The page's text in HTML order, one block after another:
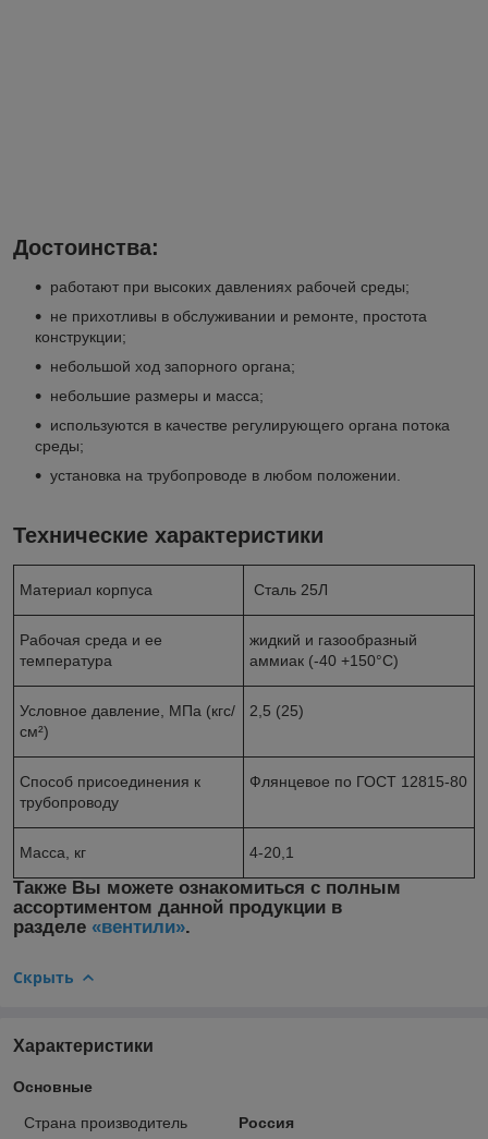
Достоинства:
работают при высоких давлениях рабочей среды;
не прихотливы в обслуживании и ремонте, простота
конструкции;
небольшой ход запорного органа;
небольшие размеры и масса;
используются в качестве регулирующего органа потока
среды;
установка на трубопроводе в любом положении.
Технические характеристики
Материал корпуса Сталь 25Л
Рабочая среда и ее
температура
жидкий и газообразный
аммиак (-40 +150°С)
Условное давление, МПа (кгс/
см²)
2,5 (25)
Способ присоединения к
трубопроводу
Флянцевое по ГОСТ 12815-80
Масса, кг 4-20,1
Также Вы можете ознакомиться с полным
ассортиментом данной продукции в
разделе «вентили».
Скрыть
Характеристики
Основные
Страна производитель Россия